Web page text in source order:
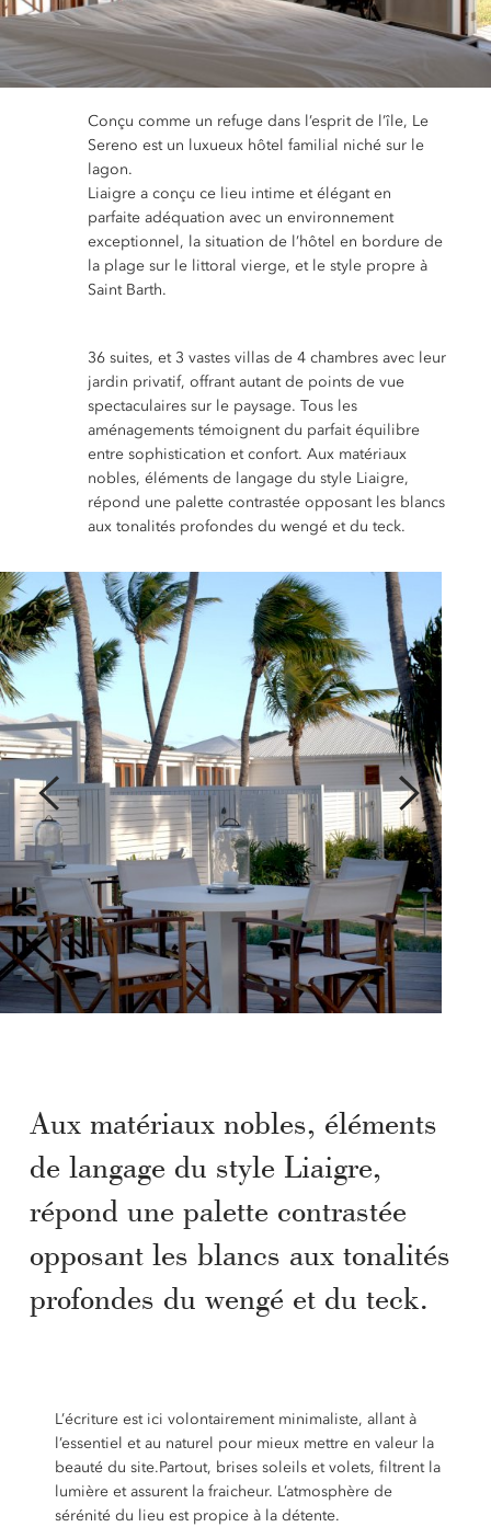
Conçu comme un refuge dans l’esprit de l’île, Le
Sereno est un luxueux hôtel familial niché sur le
lagon.
Liaigre a conçu ce lieu intime et élégant en
parfaite adéquation avec un environnement
exceptionnel, la situation de l’hôtel en bordure de
la plage sur le littoral vierge, et le style propre à
Saint Barth.
36 suites, et 3 vastes villas de 4 chambres avec leur
jardin privatif, offrant autant de points de vue
spectaculaires sur le paysage. Tous les
aménagements témoignent du parfait équilibre
entre sophistication et confort. Aux matériaux
nobles, éléments de langage du style Liaigre,
répond une palette contrastée opposant les blancs
aux tonalités profondes du wengé et du teck.
Aux matériaux nobles, éléments
de langage du style Liaigre,
répond une palette contrastée
opposant les blancs aux tonalités
profondes du wengé et du teck.
L’écriture est ici volontairement minimaliste, allant à
l’essentiel et au naturel pour mieux mettre en valeur la
beauté du site.Partout, brises soleils et volets, filtrent la
lumière et assurent la fraicheur. L’atmosphère de
sérénité du lieu est propice à la détente.